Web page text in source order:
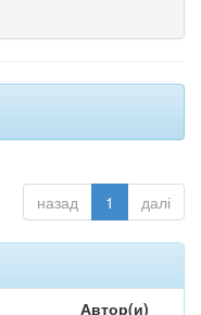
назад 1 далі
Автор(и)